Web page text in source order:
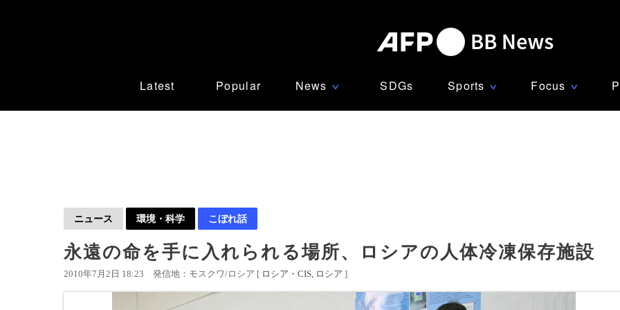
Latest Popular News ∨ SDGs Sports ∨ Focus ∨
ニュース 環境・科学 こぼれ話
永遠の命を手に入れられる場所、ロシアの人体冷凍保存施設
2010年7月2日 18:23 発信地：モスクワ/ロシア [ ロシア・CIS ロシア ]